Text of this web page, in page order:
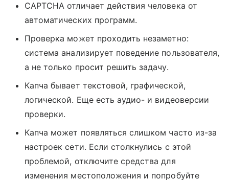
CAPTCHA отличает действия человека от
автоматических программ.
Проверка может проходить незаметно:
система анализирует поведение пользователя,
а не только просит решить задачу.
Капча бывает текстовой, графической,
логической. Еще есть аудио- и видеоверсии
проверки.
Капча может появляться слишком часто из-за
настроек сети. Если столкнулись с этой
проблемой, отключите средства для
изменения местоположения и попробуйте